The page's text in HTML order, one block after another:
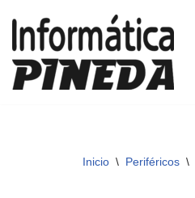
Saltar
al
contenido
Inicio \ Periféricos \